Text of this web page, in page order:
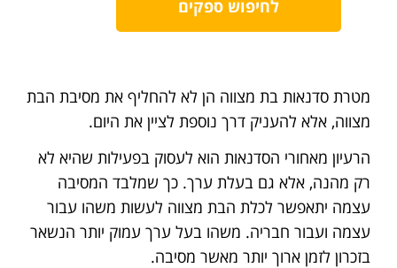
לחיפוש ספקים
מטרת סדנאות בת מצווה הן לא להחליף את מסיבת הבת
מצווה, אלא להעניק דרך נוספת לציין את היום.
הרעיון מאחורי הסדנאות הוא לעסוק בפעילות שהיא לא
רק מהנה, אלא גם בעלת ערך. כך שמלבד המסיבה
עצמה יתאפשר לכלת הבת מצווה לעשות משהו עבור
עצמה ועבור חבריה. משהו בעל ערך עמוק יותר הנשאר
בזכרון לזמן ארוך יותר מאשר מסיבה.